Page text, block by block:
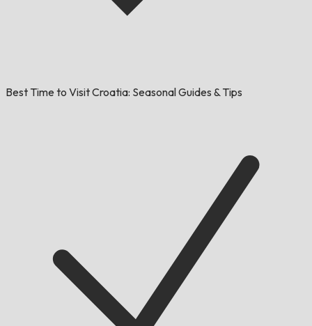
Best Time to Visit Croatia: Seasonal Guides & Tips